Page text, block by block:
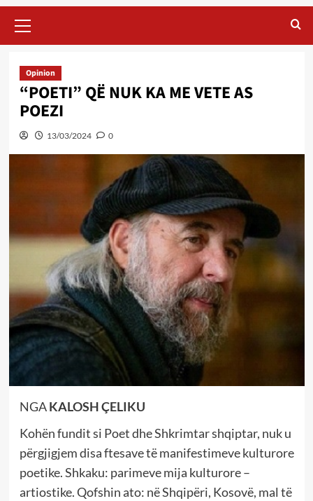
Menu
Opinion
“POETI” QË NUK KA ME VETE AS
POEZI
13/03/2024 0
NGAKALOSH ÇELIKU
Kohën fundit si Poet dhe Shkrimtar shqiptar, nuk u
përgjigjem disa ftesave të manifestimeve kulturore
poetike. Shkaku: parimeve mija kulturore –
artiostike. Qofshin ato: në Shqipëri, Kosovë, mal të